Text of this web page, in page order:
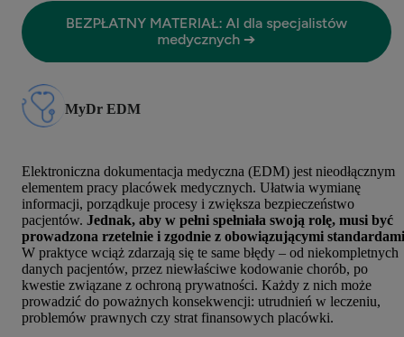
MyDr EDM
Elektroniczna dokumentacja medyczna (EDM) jest nieodłącznym
elementem pracy placówek medycznych. Ułatwia wymianę
informacji, porządkuje procesy i zwiększa bezpieczeństwo
pacjentów. Jednak, aby w pełni spełniała swoją rolę, musi być
prowadzona rzetelnie i zgodnie z obowiązującymi standardami
W praktyce wciąż zdarzają się te same błędy – od niekompletnych
danych pacjentów, przez niewłaściwe kodowanie chorób, po
kwestie związane z ochroną prywatności. Każdy z nich może
prowadzić do poważnych konsekwencji: utrudnień w leczeniu,
problemów prawnych czy strat finansowych placówki.